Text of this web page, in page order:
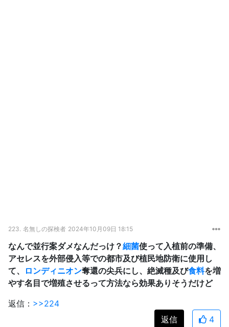
223. 名無しの探検者 2024年10月09日 18:15
なんで並行案ダメなんだっけ？細菌使って入植前の準備、
アセレスを外部侵入等での都市及び植民地防衛に使用し
て、
ロンディニオン奪還の尖兵にし、絶滅種及び食料を増
やす名目で増殖させるって方法なら効果ありそうだけど
返信： >>224
返信
4